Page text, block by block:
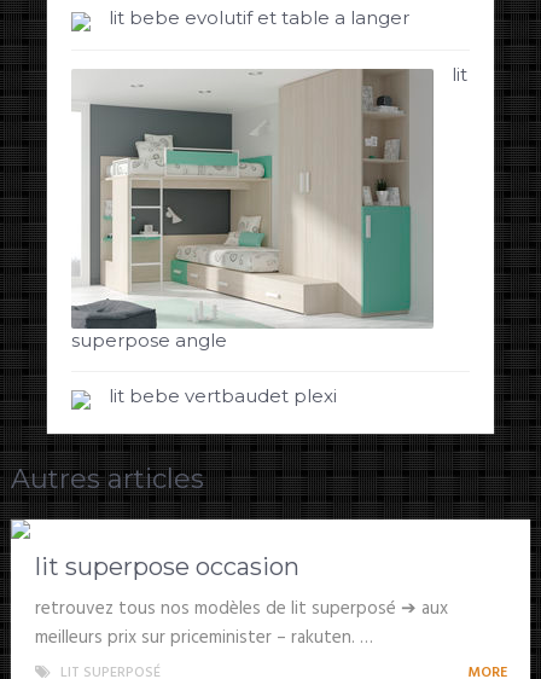
lit bebe evolutif et table a langer
lit
superpose angle
lit bebe vertbaudet plexi
Autres articles
lit superpose occasion
retrouvez tous nos modèles de lit superposé ➔ aux
meilleurs prix sur priceminister – rakuten. …
LIT SUPERPOSÉ MORE